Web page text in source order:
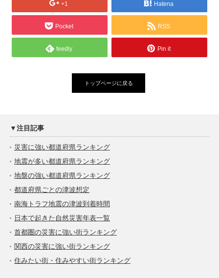
+1 Hatena
Pocket RSS
feedly Pin it
トップページに戻る
▼注目記事
災害に強い都道府県ランキング
地震が多い都道府県ランキング
地盤の強い都道府県ランキング
都道府県ごとの津波想定
南海トラフ地震の津波到着時間
日本で起きた自然災害年表一覧
首都圏の災害に強い街ランキング
関西の災害に強い街ランキング
住みたい街・住みやすい街ランキング